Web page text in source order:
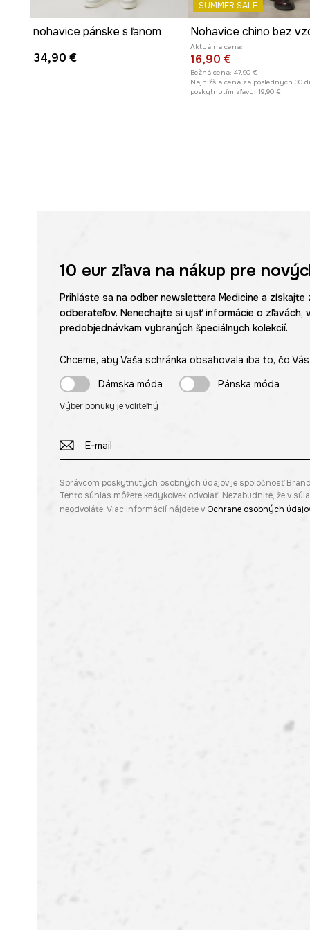
nohavice pánske s ľanom
34,90 €
SUMMER SALE
Nohavice chino bez
Aktuálna cena:
16,90 €
Bežná cena: 47,90 €
Najnižšia cena za posledných 30
poskytnutím zľavy: 19,90 €
10 eurzľava na nákup pre
Prihláste sa na odber newslettera Medicine a
odberateľov. Nenechajte si ujsť informácie o
predobjednávkam vybraných špeciálnych kolekcií.
Chceme, aby Vaša schránka obsahovala iba to, čo
Dámska móda
Pánska móda
Výber ponuky je voliteľný
Správcom poskytnutých osobných údajov je spoločnosť
Tento súhlas môžete kedykoľvek odvolať. Nezabudnite, že v
neodvoláte. Viac informácií nájdete v Ochrane osobných